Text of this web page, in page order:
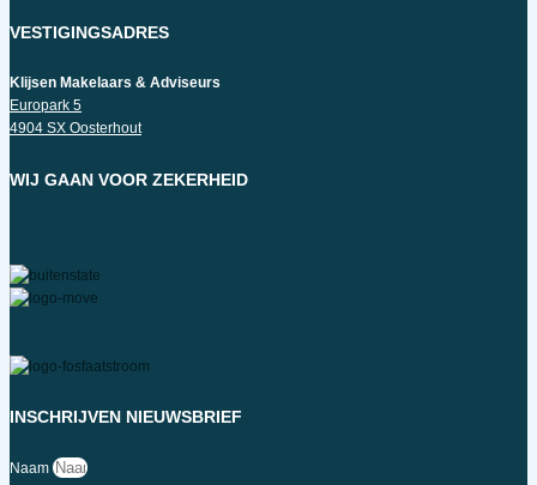
VESTIGINGSADRES
Klijsen Makelaars & Adviseurs
Europark 5
4904 SX Oosterhout
WIJ GAAN VOOR ZEKERHEID
INSCHRIJVEN NIEUWSBRIEF
Naam